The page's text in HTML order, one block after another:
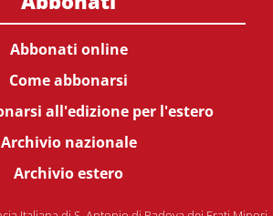
Abbonati online
Come abbonarsi
all'edizione per l'estero
Archivio nazionale
Archivio estero